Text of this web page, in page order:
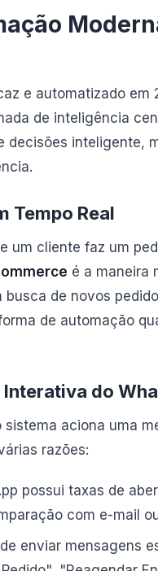
e automatizado em
de inteligência
inteligente,
Tempo Real
um cliente faz um
é a maneira
de novos
de automação
do
aciona uma
razões:
possui taxas de
com e-mail
enviar mensagens